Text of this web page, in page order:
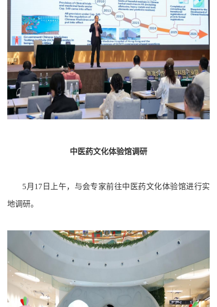
中医药文化体验馆调研
5月17日上午，与会专家前往中医药文化体验馆进行实
地调研。